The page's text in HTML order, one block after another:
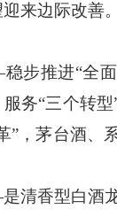
来边际改善。
推进“全面
务“三个转
”，茅台酒、
香型白酒龙